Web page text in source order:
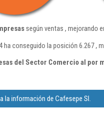
según ventas , mejorando
ha conseguido la posición 6.267 ,
del Sector Comercio al por
la información de Cafesepe Sl.